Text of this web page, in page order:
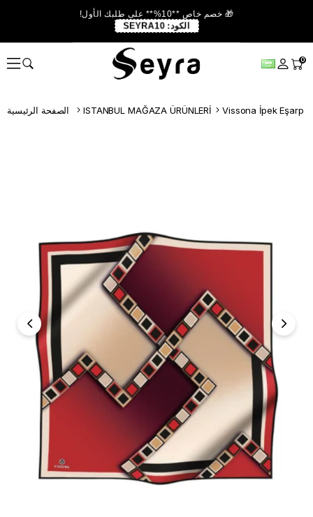
🎁 خصم خاص **10%** على طلبك الأول!
الكود: SEYRA10
0
ISTANBUL MAĞAZA ÜRÜNLERİ Vissona İpek Eşarp